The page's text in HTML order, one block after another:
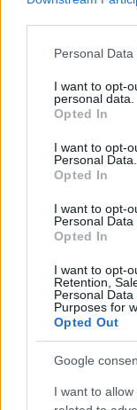
Please note that
not limited to your
grant or deny
use your data for
consent section.
Personal
I want to opt-
personal data.
Opted In
I want to opt-
Personal Data.
Opted In
I want to opt-
Personal Data
Opted In
I want to opt-
Retention,
Personal
Purposes for
Opted Out
Google
I want to
Akut
Két napja
Pediatric
új pittsburghi
109
elsőre nem is
Mastoiditis
drHorváthTamás•2014.
Pár napja